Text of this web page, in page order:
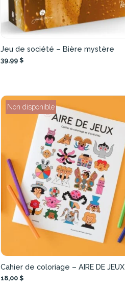
Jeu de société – Bière mystère
39,99 $
Non disponible
Cahier de coloriage – AIRE DE JEUX
18,00 $